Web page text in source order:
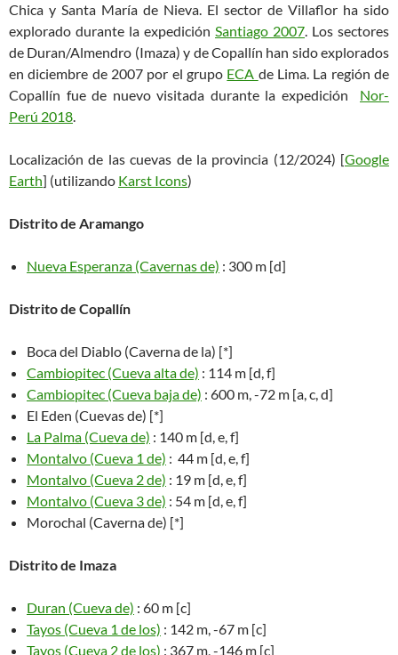
Chica y Santa María de Nieva. El sector de Villaflor ha sido
explorado durante la expedición Santiago 2007. Los sectores
de Duran/Almendro (Imaza) y de Copallín han sido explorados
en diciembre de 2007 por el grupo ECA de Lima. La región de
Copallín fue de nuevo visitada durante la expedición Nor-
Perú 2018.
Localización de las cuevas de la provincia (12/2024) [Google
Earth] (utilizando Karst Icons)
Distrito de Aramango
Nueva Esperanza (Cavernas de) : 300 m [d]
Distrito de Copallín
Boca del Diablo (Caverna de la) [*]
Cambiopitec (Cueva alta de) : 114 m [d, f]
Cambiopitec (Cueva baja de) : 600 m, -72 m [a, c, d]
El Eden (Cuevas de) [*]
La Palma (Cueva de) : 140 m [d, e, f]
Montalvo (Cueva 1 de) : 44 m [d, e, f]
Montalvo (Cueva 2 de) : 19 m [d, e, f]
Montalvo (Cueva 3 de) : 54 m [d, e, f]
Morochal (Caverna de) [*]
Distrito de Imaza
Duran (Cueva de) : 60 m [c]
Tayos (Cueva 1 de los) : 142 m, -67 m [c]
Tayos (Cueva 2 de los) : 367 m, -146 m [c]